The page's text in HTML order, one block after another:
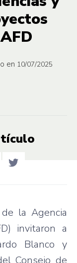
en 10/07/2025
la Agencia
invitaron a
Blanco y
Consejo de